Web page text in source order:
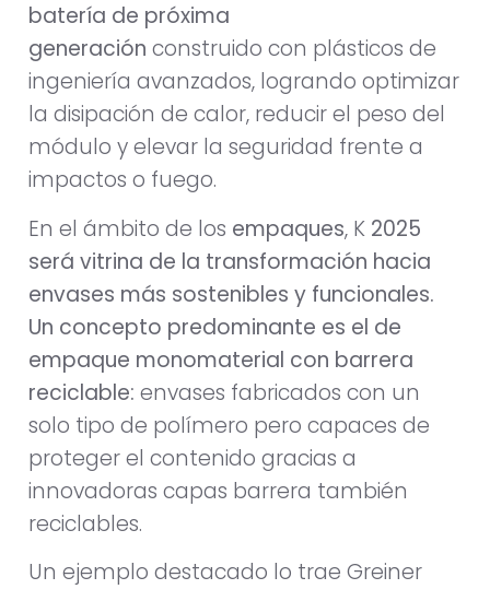
batería de próxima
generación construido con plásticos de
ingeniería avanzados, logrando optimizar
la disipación de calor, reducir el peso del
módulo y elevar la seguridad frente a
impactos o fuego.
En el ámbito de los empaques, K 2025
será vitrina de la transformación hacia
envases más sostenibles y funcionales.
Un concepto predominante es el de
empaque monomaterial con barrera
reciclable: envases fabricados con un
solo tipo de polímero pero capaces de
proteger el contenido gracias a
innovadoras capas barrera también
reciclables.
Un ejemplo destacado lo trae Greiner